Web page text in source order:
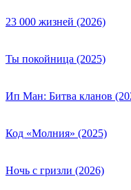
23 000 жизней (2026)
Ты покойница (2025)
Ип Ман: Битва кланов
Код «Молния» (2025)
Ночь с гризли (2026)